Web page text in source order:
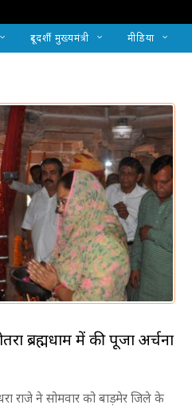
दूरदर्शी मुख्यमंत्री मीडिया
ब्रह्मधाम में की पूजा अर्चना
राजे ने सोमवार को बाड़मेर जिले के